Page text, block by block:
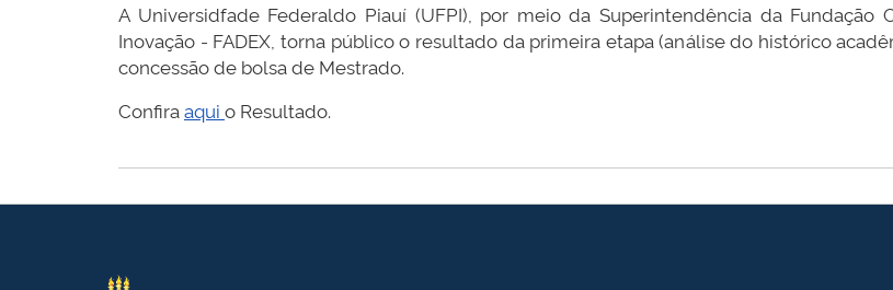
A Universidfade Federaldo Piauí (UFPI), por meio da Superintendência da Fundação
Inovação - FADEX, torna público o resultado da primeira etapa (análise do histórico
concessão de bolsa de Mestrado.
Confiraaqui o Resultado.